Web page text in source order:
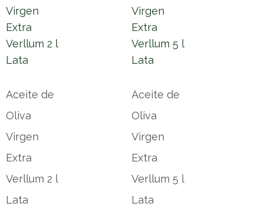
Aceite de
Oliva
Virgen
Extra
Verllum 2 l
Lata
Aceite de
Oliva
Virgen
Extra
Verllum 5 l
Lata